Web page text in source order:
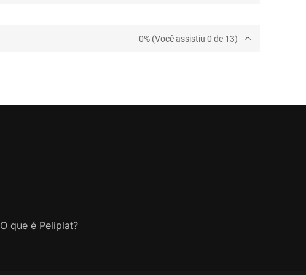
0% (Você assistiu 0 de 13)
O que é Peliplat?